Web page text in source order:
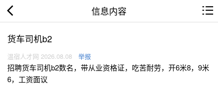
信息内容
货车司机b2
温宿人才网 2026.08.08 举报
招聘货车司机b2数名，带从业资格证，吃苦耐劳，开6米8，9米
6，工资面议